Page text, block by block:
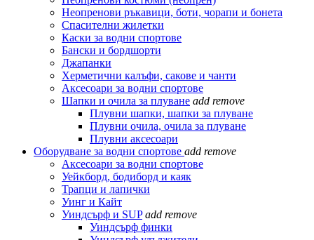
Неопренови ръкавици, боти, чорапи и бонета
Спасителни жилетки
Каски за водни спортове
Бански и бордшорти
Джапанки
Херметични калъфи, сакове и чанти
Аксесоари за водни спортове
Шапки и очила за плуване add remove
Плувни шапки, шапки за плуване
Плувни очила, очила за плуване
Плувни аксесоари
Оборудване за водни спортове add remove
Аксесоари за водни спортове
Уейкборд, бодиборд и каяк
Трапци и лапички
Уинг и Кайт
Уиндсърф и SUP add remove
Уиндсърф финки